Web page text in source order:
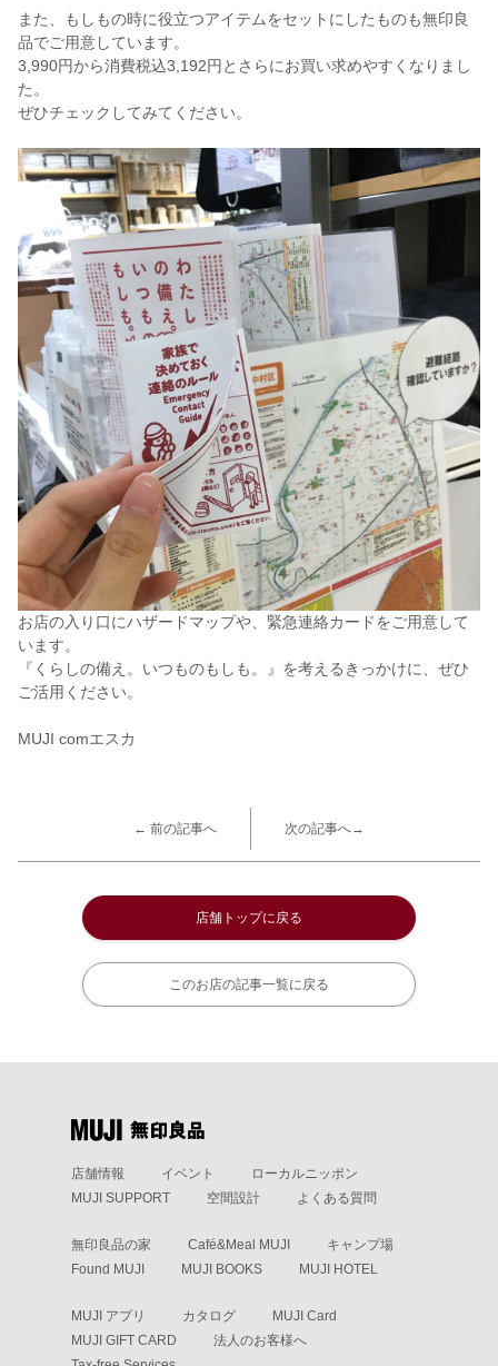
また、もしもの時に役立つアイテムをセットにしたものも無印良
品でご用意しています。
3,990円から消費税込3,192円とさらにお買い求めやすくなりまし
た。
ぜひチェックしてみてください。
お店の入り口にハザードマップや、緊急連絡カードをご用意して
います。
『くらしの備え。いつものもしも。』を考えるきっかけに、ぜひ
ご活用ください。
MUJI comエスカ
← 前の記事へ 次の記事へ→
店舗トップに戻る
このお店の記事一覧に戻る
店舗情報 イベント
ローカルニッポン
MUJI SUPPORT
空間設計 よくある質問
無印良品の家 Café&Meal MUJI
キャンプ場
Found MUJI
MUJI BOOKS MUJI HOTEL
MUJI アプリ カタログ
MUJI Card
MUJI GIFT CARD
法人のお客様へ